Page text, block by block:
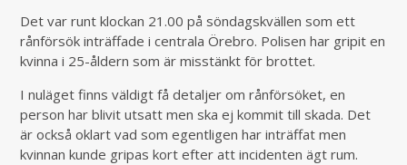
Det var runt klockan 21.00 på söndagskvällen som ett
rånförsök inträffade i centrala Örebro. Polisen har gripit en
kvinna i 25-åldern som är misstänkt för brottet.
I nuläget finns väldigt få detaljer om rånförsöket, en
person har blivit utsatt men ska ej kommit till skada. Det
är också oklart vad som egentligen har inträffat men
kvinnan kunde gripas kort efter att incidenten ägt rum.